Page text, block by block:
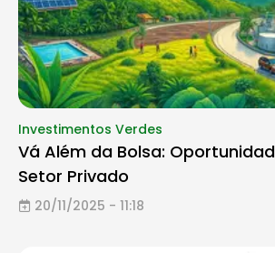
Investimentos Verdes
Vá Além da Bolsa:
Setor Privado
20/11/2025 - 11:18